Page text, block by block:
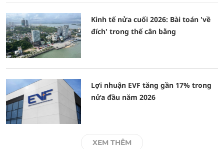
Kinh tế nửa cuối 2026: Bài toán 'về
đích' trong thế cân bằng
Lợi nhuận EVF tăng gần 17% trong
nửa đầu năm 2026
XEM THÊM